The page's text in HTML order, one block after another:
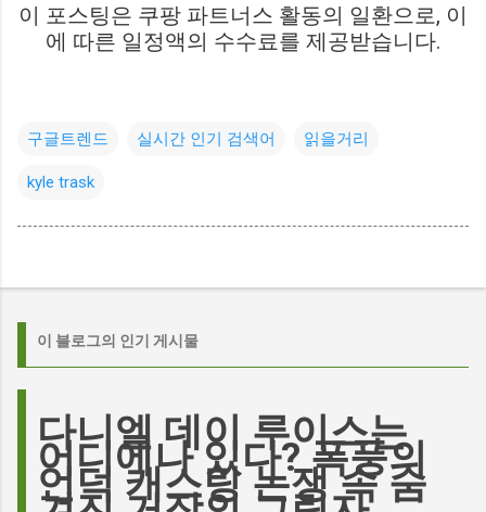
이 포스팅은 쿠팡 파트너스 활동의 일환으로, 이
에 따른 일정액의 수수료를 제공받습니다.
구글트렌드 실시간 인기 검색어 읽을거리
kyle trask
이 블로그의 인기 게시물
다니엘 데이 루이스는
어디에나 있다? 폭풍의
언덕 캐스팅 논쟁 속 숨